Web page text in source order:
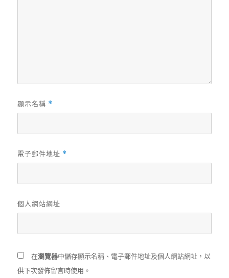
顯示名稱 *
電子郵件地址 *
個人網站網址
在瀏覽器中儲存顯示名稱、電子郵件地址及個人網站網址，以
供下次發佈留言時使用。